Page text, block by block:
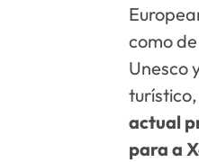
como
Unesco
actual
para a